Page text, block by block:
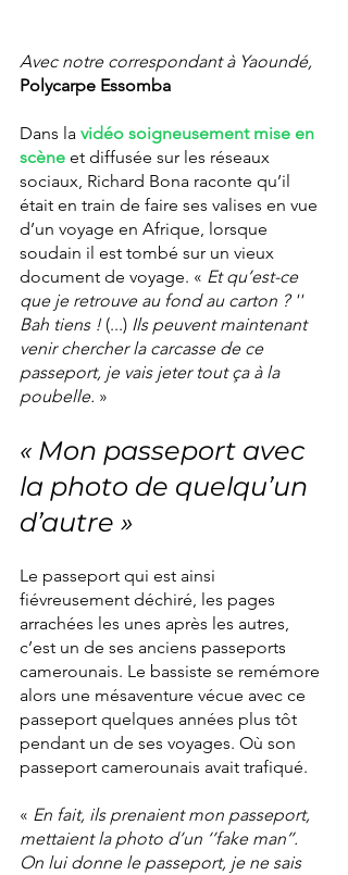
Avec notre correspondant à Yaoundé,
Polycarpe Essomba
Dans la vidéo soigneusement mise en
scène et diffusée sur les réseaux
sociaux, Richard Bona raconte qu’il
était en train de faire ses valises en vue
d’un voyage en Afrique, lorsque
soudain il est tombé sur un vieux
document de voyage. « Et qu’est-ce
que je retrouve au fond au carton ? ''
Bah tiens ! (...) Ils peuvent maintenant
venir chercher la carcasse de ce
passeport, je vais jeter tout ça à la
poubelle. »
« Mon passeport avec
la photo de quelqu’un
d’autre »
Le passeport qui est ainsi
fiévreusement déchiré, les pages
arrachées les unes après les autres,
c’est un de ses anciens passeports
camerounais. Le bassiste se remémore
alors une mésaventure vécue avec ce
passeport quelques années plus tôt
pendant un de ses voyages. Où son
passeport camerounais avait trafiqué.
« En fait, ils prenaient mon passeport,
mettaient la photo d’un ‘’fake man’’.
On lui donne le passeport, je ne sais